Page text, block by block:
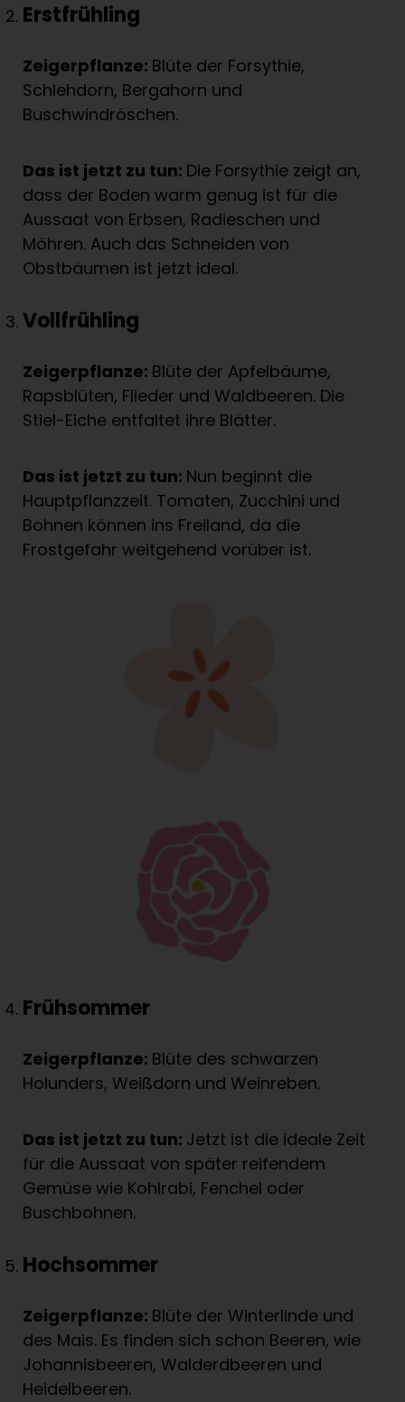
Erstfrühling
Zeigerpflanze: Blüte der Forsythie,
Schlehdorn, Bergahorn und
Buschwindröschen.
Das ist jetzt zu tun: Die Forsythie zeigt an,
dass der Boden warm genug ist für die
Aussaat von Erbsen, Radieschen und
Möhren. Auch das Schneiden von
Obstbäumen ist jetzt ideal.
Vollfrühling
Zeigerpflanze: Blüte der Apfelbäume,
Rapsblüten, Flieder und Waldbeeren. Die
Stiel-Eiche entfaltet ihre Blätter.
Das ist jetzt zu tun: Nun beginnt die
Hauptpflanzzeit. Tomaten, Zucchini und
Bohnen können ins Freiland, da die
Frostgefahr weitgehend vorüber ist.
Frühsommer
Zeigerpflanze: Blüte des schwarzen
Holunders, Weißdorn und Weinreben.
Das ist jetzt zu tun: Jetzt ist die ideale Zeit
für die Aussaat von später reifendem
Gemüse wie Kohlrabi, Fenchel oder
Buschbohnen.
Hochsommer
Zeigerpflanze: Blüte der Winterlinde und
des Mais. Es finden sich schon Beeren, wie
Johannisbeeren, Walderdbeeren und
Heidelbeeren.